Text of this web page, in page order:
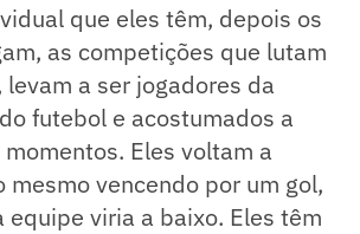
que eles têm, depois os
as competições que lutam
a ser jogadores da
futebol e acostumados a
Eles voltam a
mesmo vencendo por um gol,
equipe viria a baixo. Eles têm